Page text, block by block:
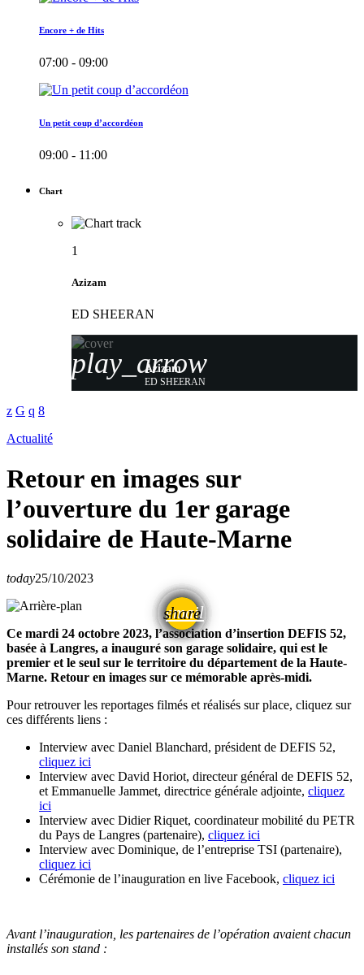
Encore + de Hits
07:00 - 09:00
Un petit coup d’accordéon
09:00 - 11:00
Chart
1
Azizam
ED SHEERAN
play_arrow
Azizam
ED SHEERAN
Actualité
Retour en images sur
l’ouverture du 1er garage
solidaire de Haute-Marne
today25/10/2023
share
email
Ce mardi 24 octobre 2023, l’association d’insertion DEFIS 52,
basée à Langres, a inauguré son garage solidaire, qui est le
premier et le seul sur le territoire du département de la Haute-
Marne. Retour en images sur ce mémorable après-midi.
Pour retrouver les reportages filmés et réalisés sur place, cliquez sur
ces différents liens :
Interview avec Daniel Blanchard, président de DEFIS 52,
cliquez ici
Interview avec David Horiot, directeur général de DEFIS 52,
et Emmanuelle Jammet, directrice générale adjointe, cliquez
ici
Interview avec Didier Riquet, coordinateur mobilité du PETR
du Pays de Langres (partenaire), cliquez ici
Interview avec Dominique, de l’entreprise TSI (partenaire),
cliquez ici
Cérémonie de l’inauguration en live Facebook, cliquez ici
Avant l’inauguration, les partenaires de l’opération avaient chacun
installés son stand :